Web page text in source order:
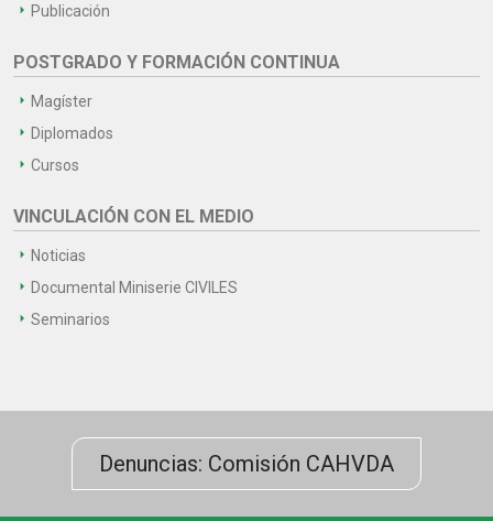
Publicación
POSTGRADO Y FORMACIÓN CONTINUA
Magíster
Diplomados
Cursos
VINCULACIÓN CON EL MEDIO
Noticias
Documental Miniserie CIVILES
Seminarios
Denuncias: Comisión CAHVDA